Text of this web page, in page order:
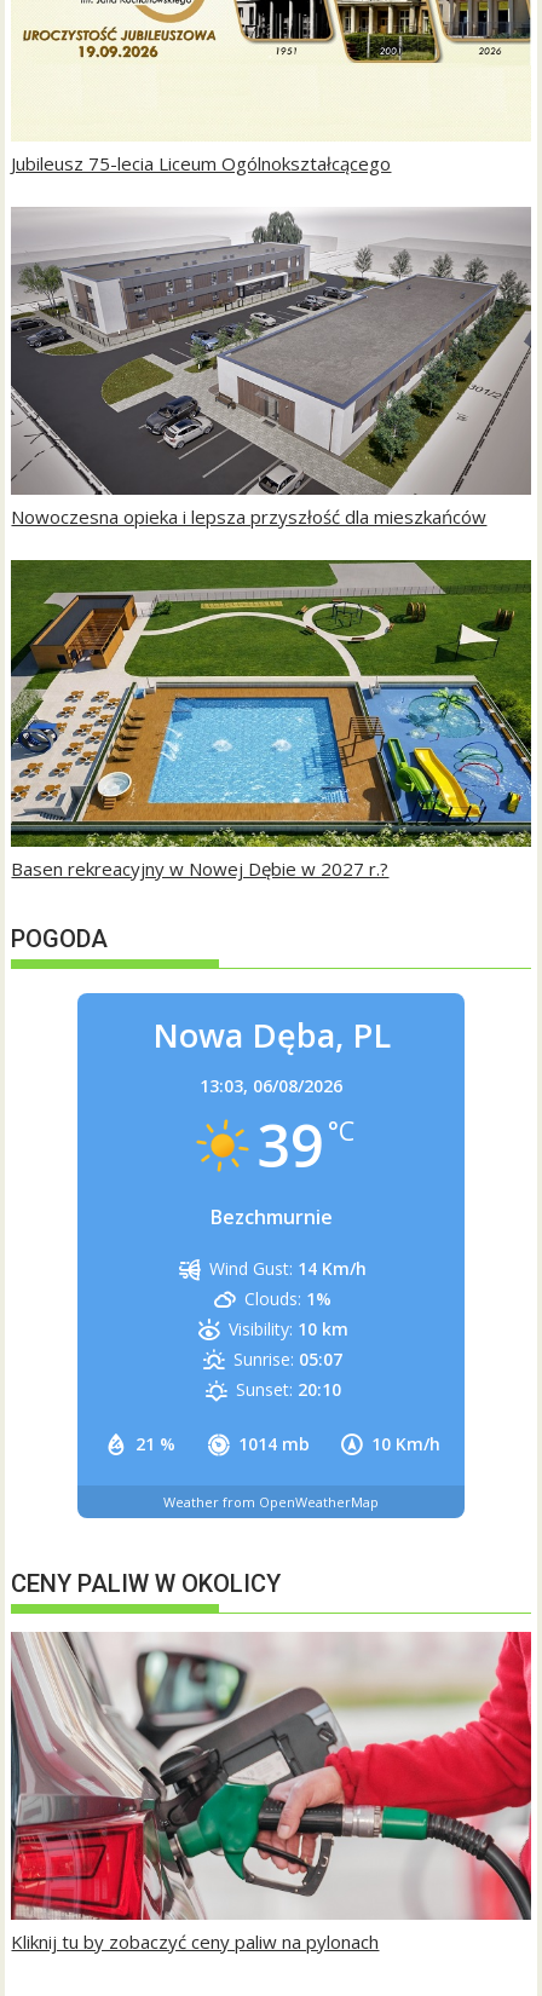
Jubileusz 75-lecia Liceum Ogólnokształcącego
Nowoczesna opieka i lepsza przyszłość dla mieszkańców
Basen rekreacyjny w Nowej Dębie w 2027 r.?
POGODA
Nowa Dęba, PL
13:03, 06/08/2026
39 °C
Bezchmurnie
21 % 1014 mb 10 Km/h
Wind Gust: 14 Km/h
Clouds: 1%
Visibility: 10 km
Sunrise: 05:07
Sunset: 20:10
Weather from OpenWeatherMap
CENY PALIW W OKOLICY
Kliknij tu by zobaczyć ceny paliw na pylonach